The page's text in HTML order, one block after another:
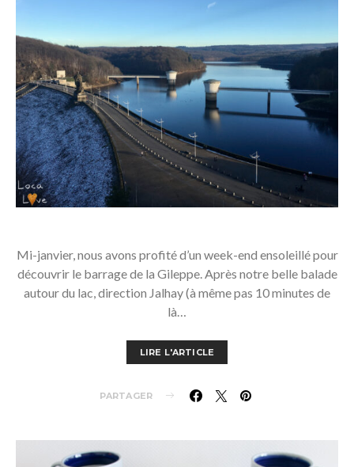
Mi-janvier, nous avons profité d’un week-end ensoleillé pour
découvrir le barrage de la Gileppe. Après notre belle balade
autour du lac, direction Jalhay (à même pas 10 minutes de
là…
LIRE L'ARTICLE
PARTAGER